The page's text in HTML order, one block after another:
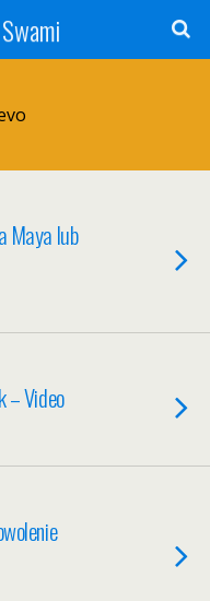
Maya lub
– Video